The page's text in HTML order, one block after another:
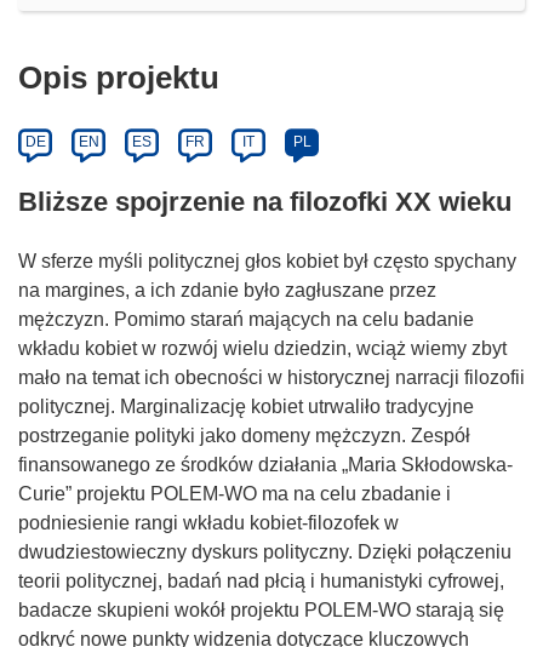
Opis projektu
DE EN ES FR IT PL
Bliższe spojrzenie na filozofki XX wieku
W sferze myśli politycznej głos kobiet był często spychany
na margines, a ich zdanie było zagłuszane przez
mężczyzn. Pomimo starań mających na celu badanie
wkładu kobiet w rozwój wielu dziedzin, wciąż wiemy zbyt
mało na temat ich obecności w historycznej narracji filozofii
politycznej. Marginalizację kobiet utrwaliło tradycyjne
postrzeganie polityki jako domeny mężczyzn. Zespół
finansowanego ze środków działania „Maria Skłodowska-
Curie” projektu POLEM-WO ma na celu zbadanie i
podniesienie rangi wkładu kobiet-filozofek w
dwudziestowieczny dyskurs polityczny. Dzięki połączeniu
teorii politycznej, badań nad płcią i humanistyki cyfrowej,
badacze skupieni wokół projektu POLEM-WO starają się
odkryć nowe punkty widzenia dotyczące kluczowych